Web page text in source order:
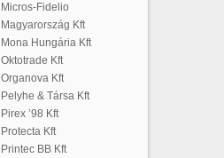
Micros-Fidelio
Magyarország Kft
Mona Hungária Kft
Oktotrade Kft
Organova Kft
Pelyhe & Társa Kft
Pirex ’98 Kft
Protecta Kft
Printec BB Kft